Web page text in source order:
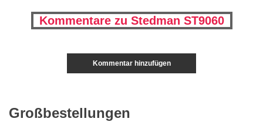
Kommentare zu Stedman ST9060
Kommentar hinzufügen
Großbestellungen